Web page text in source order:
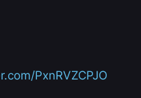
PxnRVZCPJO